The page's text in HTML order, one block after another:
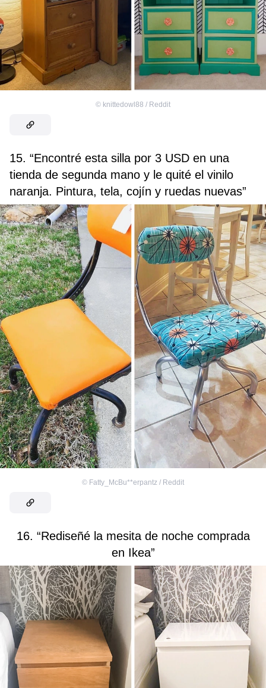
© knittedowl88 / Reddit
15. “Encontré esta silla por 3 USD en una
tienda de segunda mano y le quité el vinilo
naranja. Pintura, tela, cojín y ruedas nuevas”
© Fatty_McBu**erpantz / Reddit
16. “Rediseñé la mesita de noche comprada
en Ikea”